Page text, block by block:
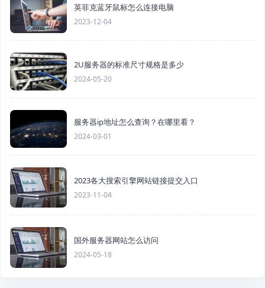
英菲克蓝牙鼠标怎么连接电脑
2023-12-04
2U服务器的标准尺寸规格是多少
2024-05-20
服务器ip地址怎么查询？在哪里看？
2024-03-01
2023各大搜索引擎网站链接提交入口
2023-11-04
国外服务器网站怎么访问
2024-05-18